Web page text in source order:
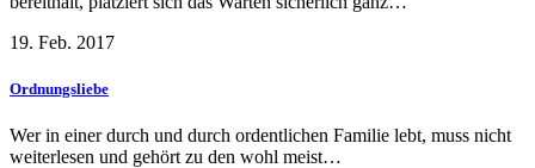
19. Feb. 2017
Ordnungsliebe
Wer in einer durch und durch ordentlichen Familie lebt, muss nicht
weiterlesen und gehört zu den wohl meist…